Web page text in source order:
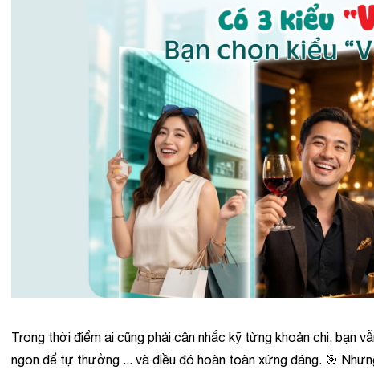
Trong thời điểm ai cũng phải cân nhắc kỹ từng khoản chi, bạn
ngon để tự thưởng ... và điều đó hoàn toàn xứng đáng. 🎯